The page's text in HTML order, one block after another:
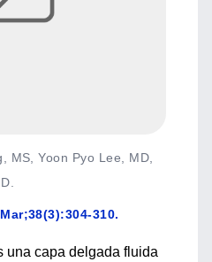
MS, Yoon Pyo Lee, MD,
310.
una capa delgada fluida